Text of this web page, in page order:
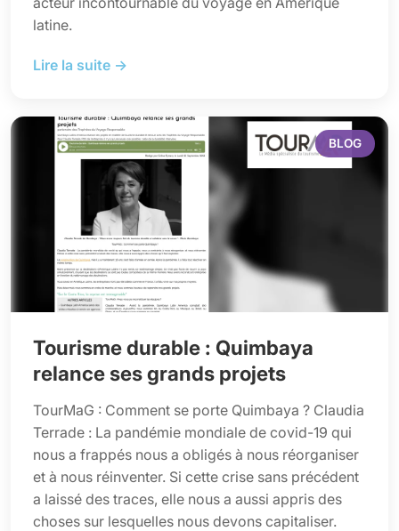
latine.
Lire la suite →
BLOG
Tourisme durable : Quimbaya
relance ses grands projets
TourMaG : Comment se porte Quimbaya ? Claudia
Terrade : La pandémie mondiale de covid-19 qui
nous a frappés nous a obligés à nous réorganiser
et à nous réinventer. Si cette crise sans précédent
a laissé des traces, elle nous a aussi appris des
choses sur lesquelles nous devons capitaliser.